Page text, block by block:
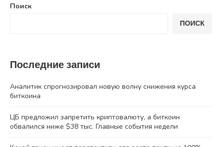
Поиск
ПОИСК
Последние записи
Аналитик спрогнозировал новую волну снижения курса
биткоина
ЦБ предложил запретить криптовалюту, а биткоин
обвалился ниже $38 тыс. Главные события недели